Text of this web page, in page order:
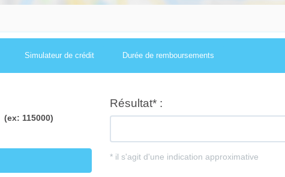
Simulateur de crédit Durée de remboursements